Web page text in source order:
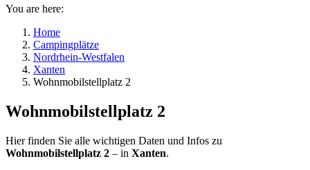
You are here:
Home
Campingplätze
Nordrhein-Westfalen
Xanten
Wohnmobilstellplatz 2
Wohnmobilstellplatz 2
Hier finden Sie alle wichtigen Daten und Infos zu
Wohnmobilstellplatz 2 – in Xanten.